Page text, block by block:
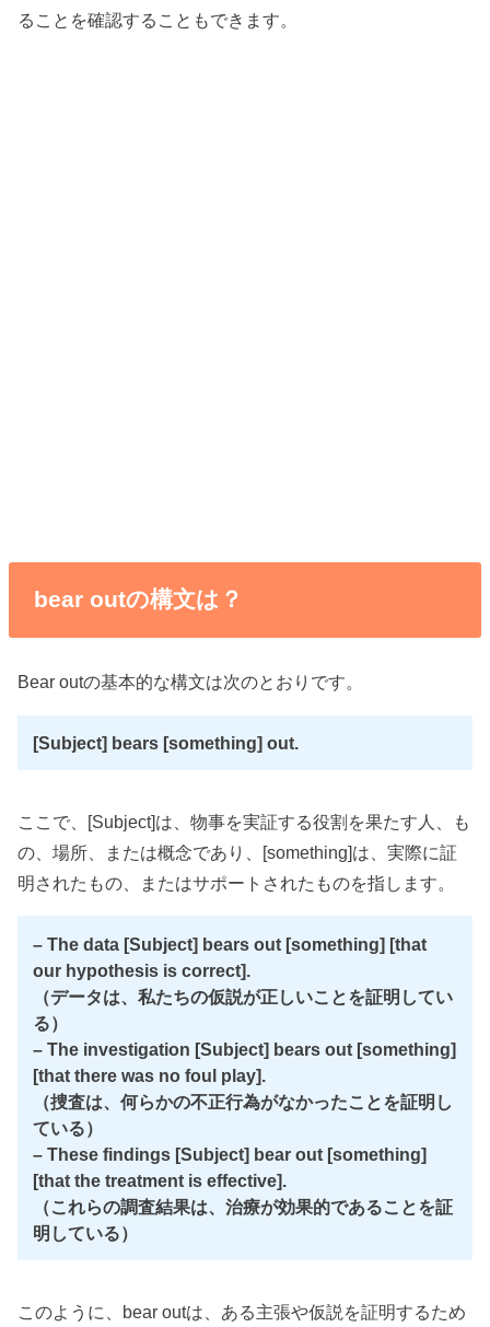
ることを確認することもできます。
bear outの構文は？
Bear outの基本的な構文は次のとおりです。
[Subject] bears [something] out.
ここで、[Subject]は、物事を実証する役割を果たす人、も
の、場所、または概念であり、[something]は、実際に証
明されたもの、またはサポートされたものを指します。
– The data [Subject] bears out [something] [that
our hypothesis is correct].
（データは、私たちの仮説が正しいことを証明してい
る）
– The investigation [Subject] bears out [something]
[that there was no foul play].
（捜査は、何らかの不正行為がなかったことを証明し
ている）
– These findings [Subject] bear out [something]
[that the treatment is effective].
（これらの調査結果は、治療が効果的であることを証
明している）
このように、bear outは、ある主張や仮説を証明するため